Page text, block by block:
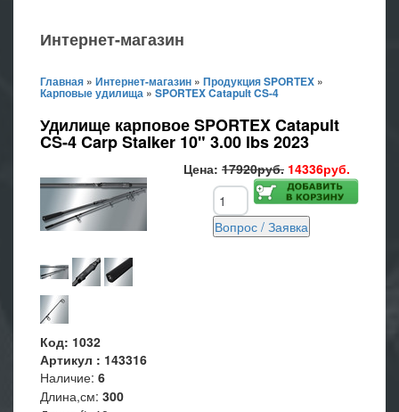
Интернет-магазин
Главная » Интернет-магазин » Продукция SPORTEX »
Карповые удилища » SPORTEX Catapult CS-4
Удилище карповое SPORTEX Catapult
CS-4 Carp Stalker 10" 3.00 lbs 2023
Цена: 17920руб. 14336руб.
Код: 1032
Артикул : 143316
Наличие: 6
Длина,см: 300